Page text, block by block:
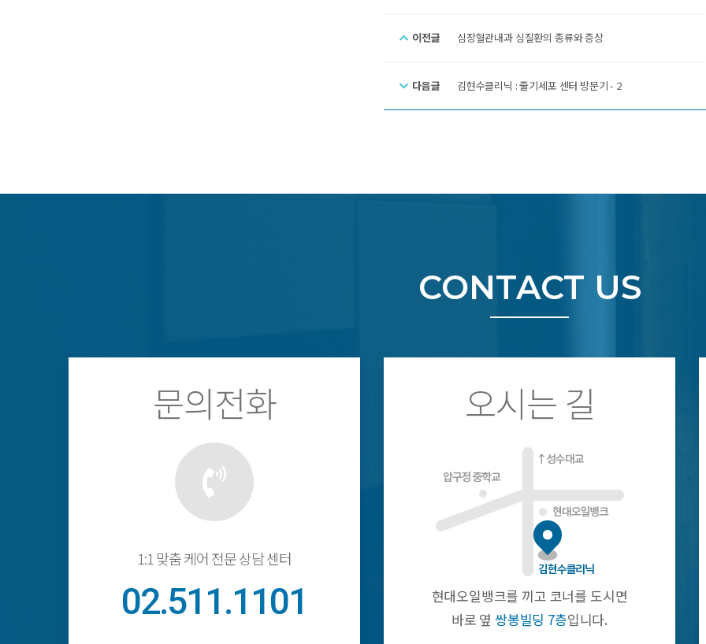
이전글 심장혈관내과 심질환의 종류와 증상
다음글 김현수클리닉 : 줄기세포 센터 방문기 - 2
CONTACT US
문의전화
1:1 맞춤 케어 전문 상담 센터
02.511.1101
오시는 길
현대오일뱅크를 끼고 코너를 도시면
바로 옆 쌍봉빌딩 7층입니다.